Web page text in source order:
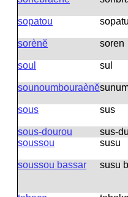
sopatou
sopatu
sorènĕ
soren
soul
sul
sounoumbouraènĕ
sous
sus
sous-dourou
sus-
soussou
susu
soussou bassar
susu